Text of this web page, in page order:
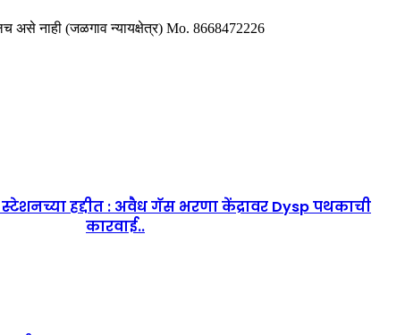
असे नाही (जळगाव न्यायक्षेत्र) Mo. 8668472226
हद्दीत : अवैध गॅस भरणा केंद्रावर Dysp पथकाची
कारवाई..